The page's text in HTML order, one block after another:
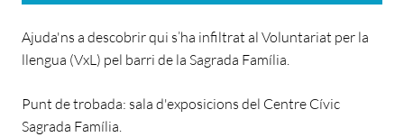
Ajuda'ns a descobrir qui s’ha infiltrat al Voluntariat per la
llengua (VxL) pel barri de la Sagrada Família.
Punt de trobada: sala d'exposicions del Centre Cívic
Sagrada Família.